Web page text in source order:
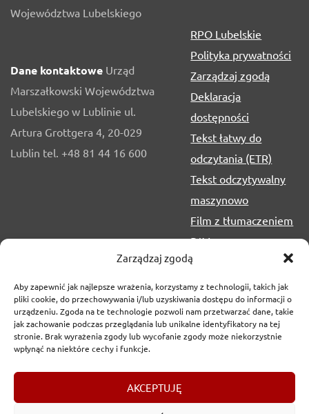
Zarządzaj zgodą
Aby zapewnić jak najlepsze wrażenia, korzystamy z technologii, takich jak
pliki cookie, do przechowywania i/lub uzyskiwania dostępu do informacji o
urządzeniu. Zgoda na te technologie pozwoli nam przetwarzać dane, takie
jak zachowanie podczas przeglądania lub unikalne identyfikatory na tej
stronie. Brak wyrażenia zgody lub wycofanie zgody może niekorzystnie
wpłynąć na niektóre cechy i funkcje.
AKCEPTUJĘ
Województwa Lubelskiego
Dane kontaktowe Urząd
Marszałkowski Województwa
Lubelskiego w Lublinie ul.
Artura Grottgera 4, 20-029
Lublin tel. +48 81 44 16 600
RPO Lubelskie
Polityka prywatności
Zarządzaj zgodą
Deklaracja
dostępności
Tekst łatwy do
odczytania (ETR)
Tekst odczytywalny
maszynowo
Film z tłumaczeniem
PJM
2017-2026 © Urząd Marszałkowski Województwa
Lubelskiego w Lublinie